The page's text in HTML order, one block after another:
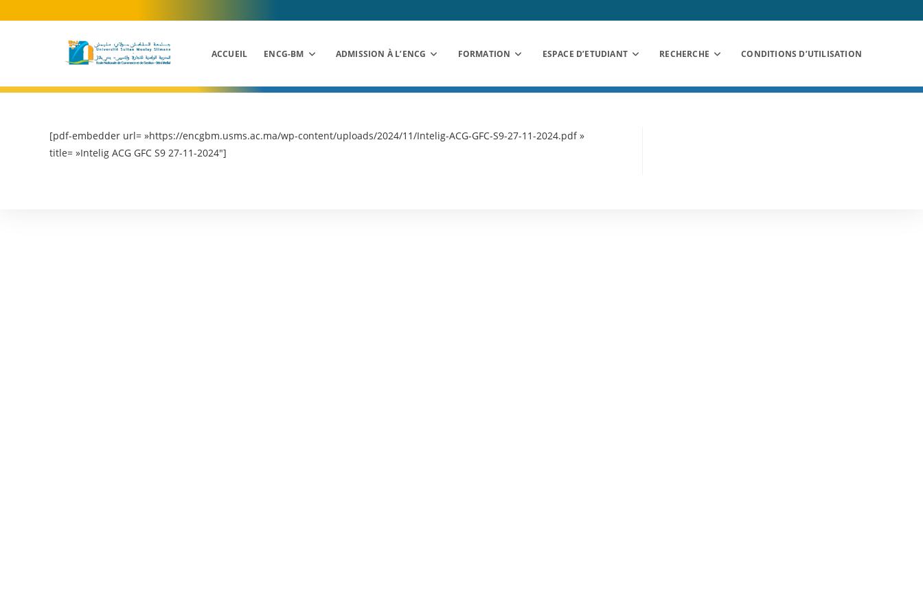
to
ACCUEIL ENCG-BM ADMISSION À L’ENCG FORMATION ESPACE D’ETUDIANT RECHERCHE CONDITIONS D’UTILISATION
[pdf-embedder url= »https://encgbm.usms.ac.ma/wp-content/uploads/2024/11/Intelig-ACG-GFC-S9-27-11-2024.pdf »
title= »Intelig ACG GFC S9 27-11-2024″]